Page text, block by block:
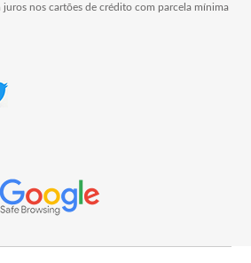
juros nos cartões de crédito com parcela mínima